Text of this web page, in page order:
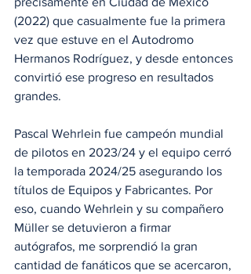
(2022) que casualmente fue la primera
vez que estuve en el Autodromo
Hermanos Rodríguez, y desde entonces
convirtió ese progreso en resultados
grandes.
Pascal Wehrlein fue campeón mundial
de pilotos en 2023/24 y el equipo cerró
la temporada 2024/25 asegurando los
títulos de Equipos y Fabricantes. Por
eso, cuando Wehrlein y su compañero
Müller se detuvieron a firmar
autógrafos, me sorprendió la gran
cantidad de fanáticos que se acercaron,